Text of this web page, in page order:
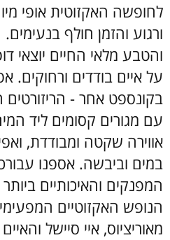
לחופשה האקזוטית אופי
ורגוע והזמן חולף
והטבע מלאי החיים יוצאי
על איים בודדים ורחוקים.
בקונספט אחר -
עם מגורים קסומים ליד
אווירה שקטה ומבודדת,
המפנקים והאיכותיים
הנופש האקזוטיים
מאוריציוס, איי סיישל